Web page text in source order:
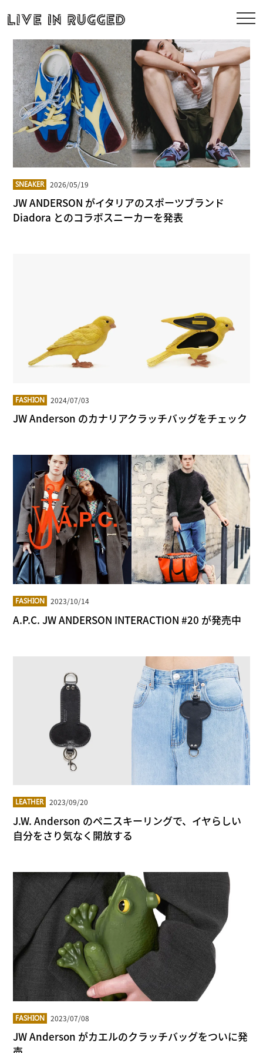
SNEAKER 2026/05/19
JW ANDERSON がイタリアのスポーツブランド
Diadora とのコラボスニーカーを発表
FASHION 2024/07/03
JW Anderson のカナリアクラッチバッグをチェック
FASHION 2023/10/14
A.P.C. JW ANDERSON INTERACTION #20 が発売中
LEATHER 2023/09/20
J.W. Anderson のペニスキーリングで、イヤらしい
自分をさり気なく開放する
FASHION 2023/07/08
JW Anderson がカエルのクラッチバッグをついに発